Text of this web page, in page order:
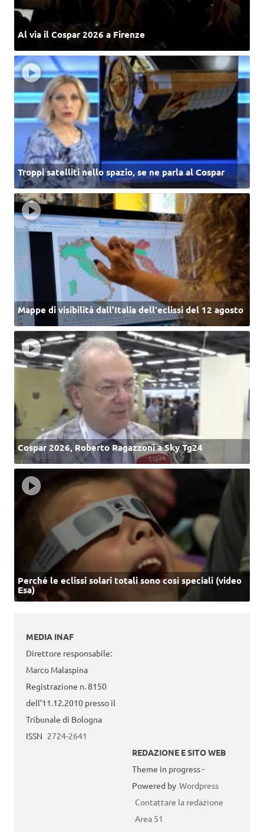
Al via il Cospar 2026 a Firenze
Troppi satelliti nello spazio, se ne parla al Cospar
Mappe di visibilità dall’Italia dell'eclissi del 12 agosto
Cospar 2026, Roberto Ragazzoni a Sky Tg24
Perché le eclissi solari totali sono così speciali (video
Esa)
MEDIA INAF
Direttore responsabile:
Marco Malaspina
Registrazione n. 8150
dell’11.12.2010 presso il
Tribunale di Bologna
ISSN 2724-2641
REDAZIONE E SITO WEB
Theme in progress -
Powered by Wordpress
Contattare la redazione
Area 51